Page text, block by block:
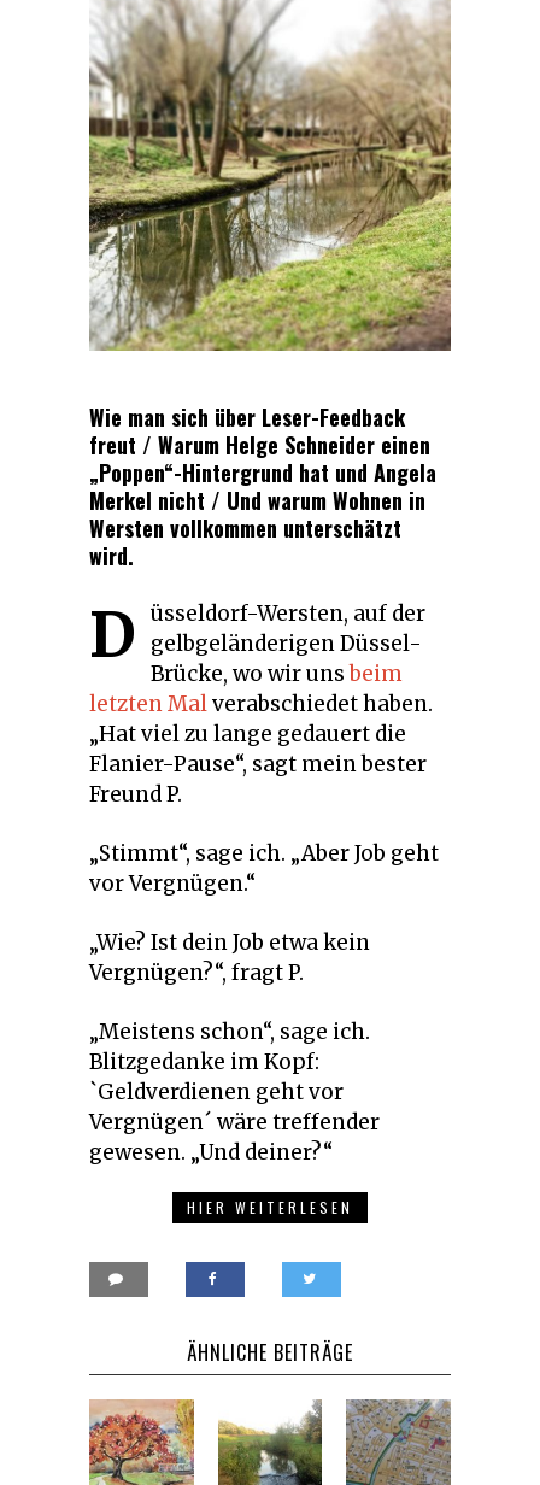
Wie man sich über Leser-Feedback
freut / Warum Helge Schneider einen
„Poppen“-Hintergrund hat und Angela
Merkel nicht / Und warum Wohnen in
Wersten vollkommen unterschätzt
wird.
D
üsseldorf-Wersten, auf der
gelbgeländerigen Düssel-
Brücke, wo wir unsbeim
letzten Malverabschiedet haben.
„Hat viel zu lange gedauert die
Flanier-Pause“, sagt mein bester
Freund P.
„Stimmt“, sage ich. „Aber Job geht
vor Vergnügen.“
„Wie? Ist dein Job etwa kein
Vergnügen?“, fragt P.
„Meistens schon“, sage ich.
Blitzgedanke im Kopf:
`Geldverdienen geht vor
Vergnügen´ wäre treffender
gewesen. „Und deiner?“
HIER WEITERLESEN
ÄHNLICHE BEITRÄGE